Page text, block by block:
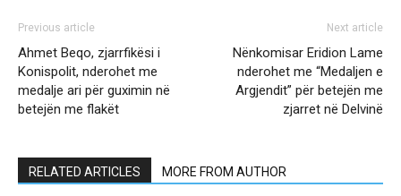
Previous article
Ahmet Beqo, zjarrfikësi i
Konispolit, nderohet me
medalje ari për guximin në
betejën me flakët
Next article
Nënkomisar Eridion Lame
nderohet me “Medaljen e
Argjendit” për betejën me
zjarret në Delvinë
RELATED ARTICLES MORE FROM AUTHOR